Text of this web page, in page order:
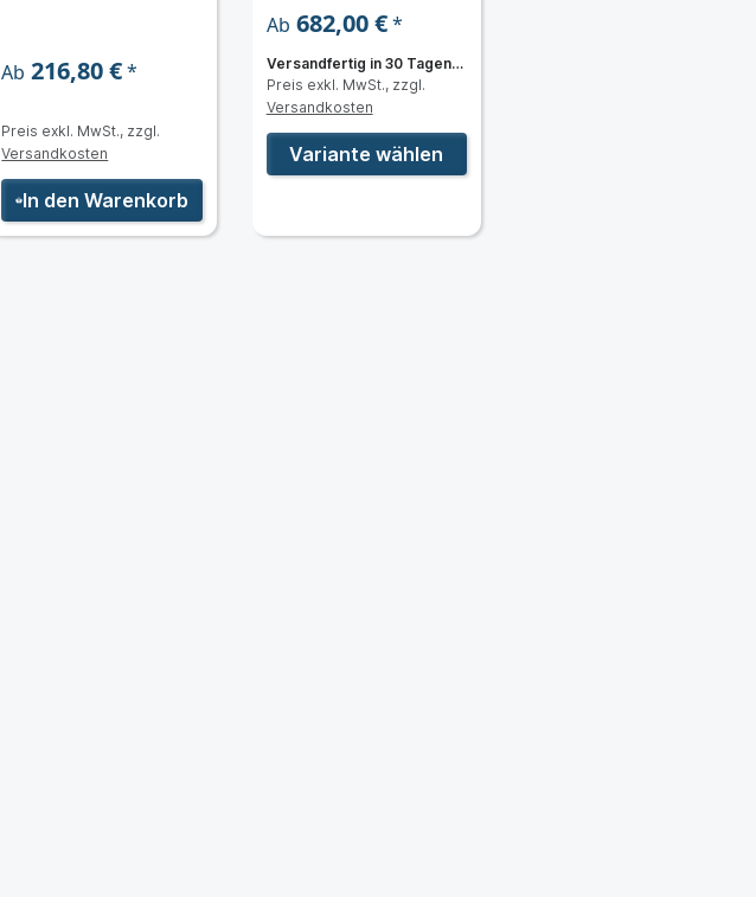
Ab 216,80 €*
Preis exkl. MwSt., zzgl.
Versandkosten
In den Warenkorb
Ab 682,00 €*
Versandfertig in 30 Tagen,
Lieferzeit 3 bis 5 Tage
Preis exkl. MwSt., zzgl.
Versandkosten
Variante wählen